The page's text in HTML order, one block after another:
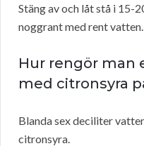
Stäng av och låt stå i 15-
noggrant med rent vatten.
Hur rengör man
med citronsyra
Blanda sex deciliter
citronsyra.